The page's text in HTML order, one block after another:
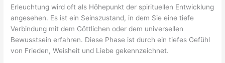
Erleuchtung wird oft als Höhepunkt der spirituellen Entwicklung
angesehen. Es ist ein Seinszustand, in dem Sie eine tiefe
Verbindung mit dem Göttlichen oder dem universellen
Bewusstsein erfahren. Diese Phase ist durch ein tiefes Gefühl
von Frieden, Weisheit und Liebe gekennzeichnet.